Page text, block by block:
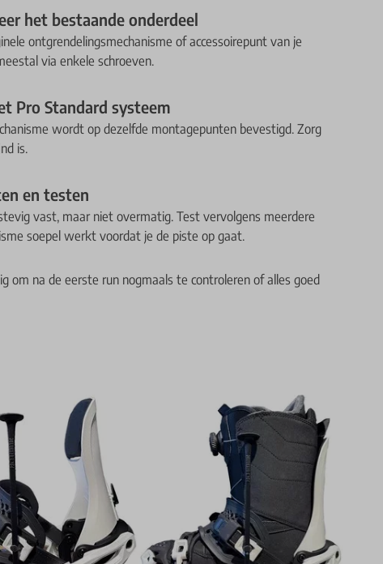
het bestaande onderdeel
ontgrendelingsmechanisme of accessoirepunt van je
via enkele schroeven.
Pro Standard systeem
wordt op dezelfde montagepunten bevestigd. Zorg
is.
en testen
vast, maar niet overmatig. Test vervolgens meerdere
soepel werkt voordat je de piste op gaat.
om na de eerste run nogmaals te controleren of alles goed